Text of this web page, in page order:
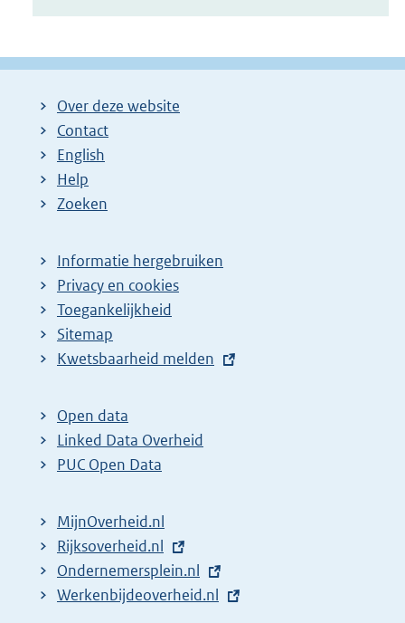
Over deze website
Contact
English
Help
Zoeken
Informatie hergebruiken
Privacy en cookies
Toegankelijkheid
Sitemap
E
t
e
r
l
i
n
k
Kwetsbaarheid melden
Open data
Linked Data Overheid
PUC Open Data
MijnOverheid.nl
E
x
t
Rijksoverheid.nl
E
x
Ondernemersplein.nl
E
Werkenbijdeoverheid.nl